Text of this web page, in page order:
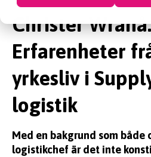
OM OSS
Christer Wranå:
Erfarenheter
yrkesliv i
logistik
Med en bakgrund som både
logistikchef är det inte